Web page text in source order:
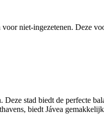
niet-ingezetenen. Deze
Deze stad biedt de perfecte
biedt Jávea